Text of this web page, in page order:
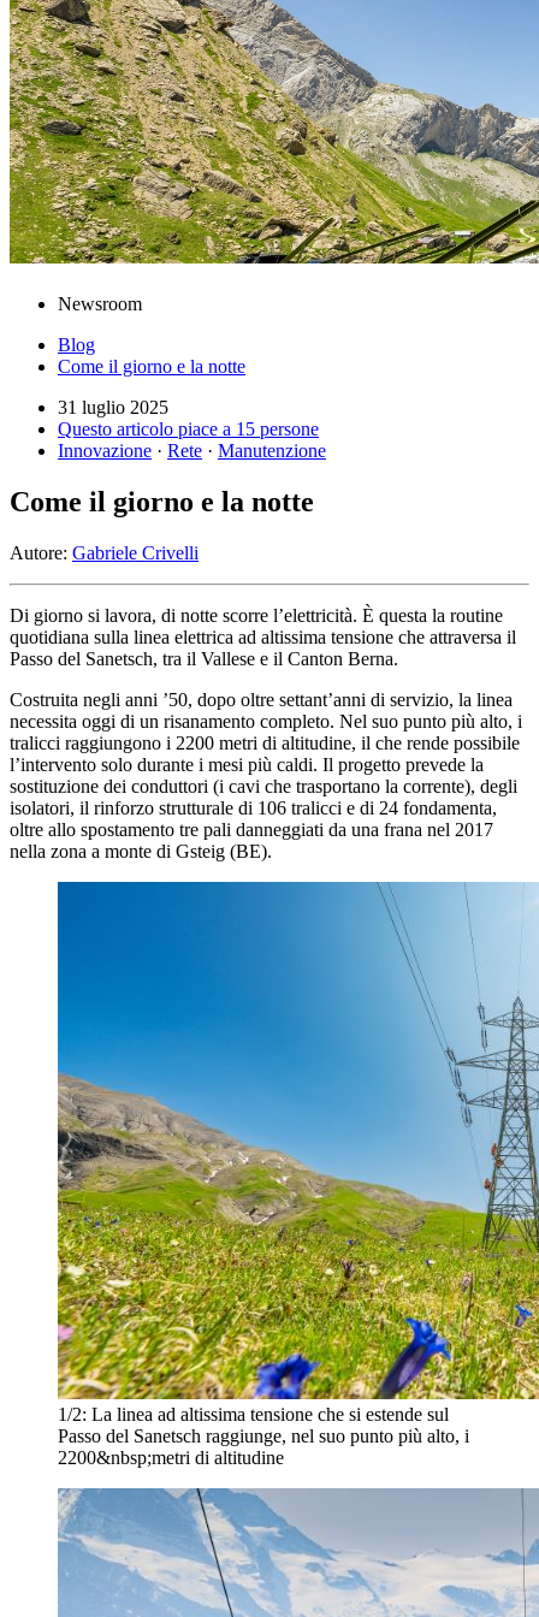
Newsroom
Blog
Come il giorno e la notte
31 luglio 2025
Questo articolo piace a 15 persone
Innovazione · Rete · Manutenzione
Come il giorno e la notte
Autore: Gabriele Crivelli
Di giorno si lavora, di notte scorre l’elettricità. È questa la routine
quotidiana sulla linea elettrica ad altissima tensione che attraversa il
Passo del Sanetsch, tra il Vallese e il Canton Berna.
Costruita negli anni ’50, dopo oltre settant’anni di servizio, la linea
necessita oggi di un risanamento completo. Nel suo punto più alto, i
tralicci raggiungono i 2200 metri di altitudine, il che rende possibile
l’intervento solo durante i mesi più caldi. Il progetto prevede la
sostituzione dei conduttori (i cavi che trasportano la corrente), degli
isolatori, il rinforzo strutturale di 106 tralicci e di 24 fondamenta,
oltre allo spostamento tre pali danneggiati da una frana nel 2017
nella zona a monte di Gsteig (BE).
1/2: La linea ad altissima tensione che si estende sul
Passo del Sanetsch raggiunge, nel suo punto più alto, i
2200&nbsp;metri di altitudine